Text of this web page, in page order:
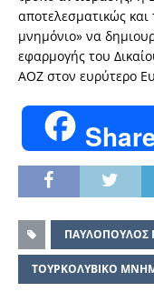
αποτελεσματικώς και
μνημόνιο» να
εφαρμογής του
ΑΟΖ στον ευρύτερο
ΠΑΥΛΟΠΟΥΛΟΣ
ΤΟΥΡΚΟΛΥΒΙΚΟ